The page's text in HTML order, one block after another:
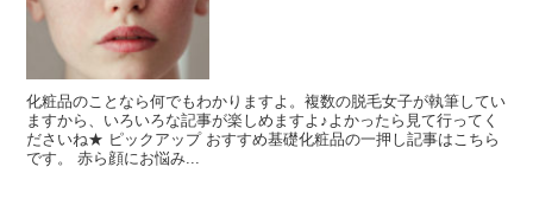
化粧品のことなら何でもわかりますよ。複数の脱毛女子が執筆してい
ますから、いろいろな記事が楽しめますよ♪よかったら見て行ってく
ださいね★ ピックアップ おすすめ基礎化粧品の一押し記事はこちら
です。 赤ら顔にお悩み...